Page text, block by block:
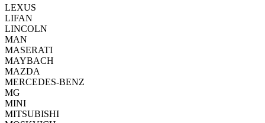
LEXUS
LIFAN
LINCOLN
MAN
MASERATI
MAYBACH
MAZDA
MERCEDES-BENZ
MG
MINI
MITSUBISHI